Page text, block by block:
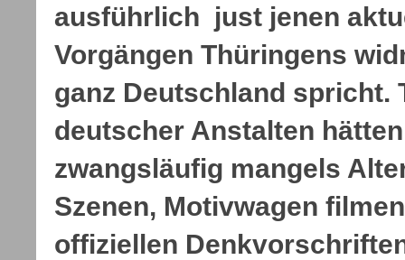
ausführlich just jenen
Vorgängen Thüringens
ganz Deutschland spricht.
deutscher Anstalten
zwangsläufig mangels
Szenen, Motivwagen
offiziellen